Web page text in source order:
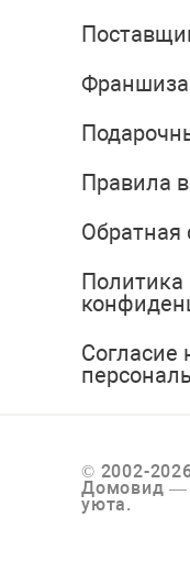
Франшиза
Правила
Обратная
Политика
Согласие
© 2002-
Домовид —
уюта.